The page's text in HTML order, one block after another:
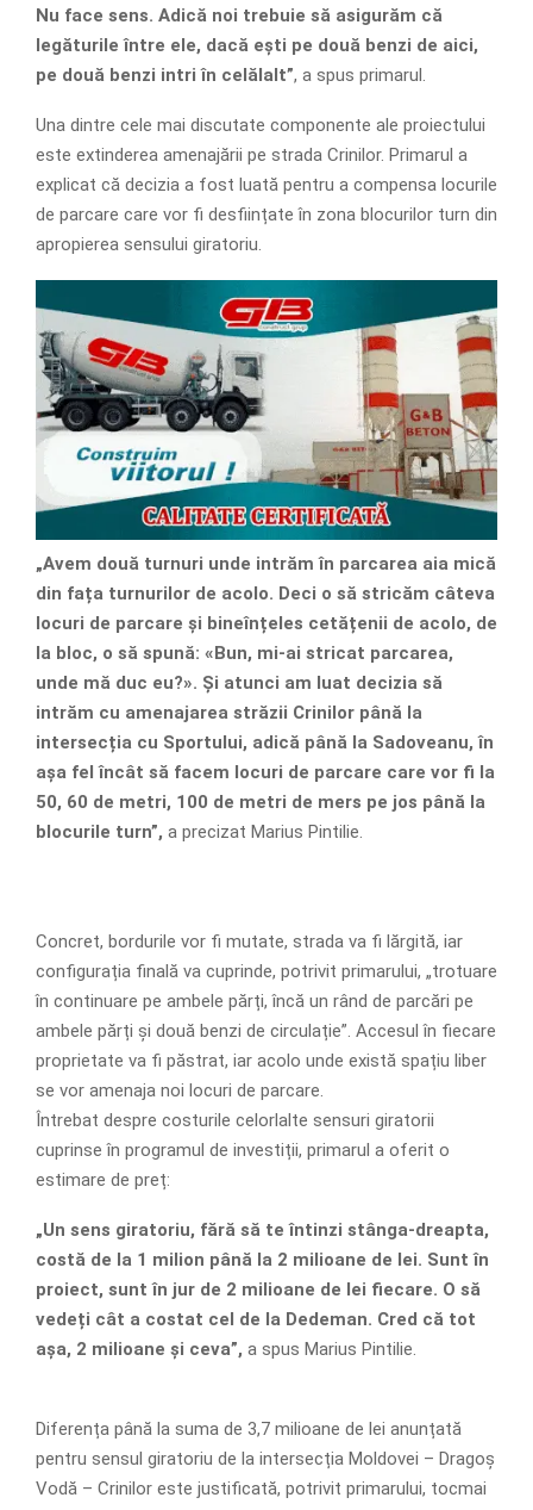
Nu face sens. Adică noi trebuie să asigurăm că
legăturile între ele, dacă ești pe două benzi de aici,
pe două benzi intri în celălalt”, a spus primarul.
Una dintre cele mai discutate componente ale proiectului
este extinderea amenajării pe strada Crinilor. Primarul a
explicat că decizia a fost luată pentru a compensa locurile
de parcare care vor fi desființate în zona blocurilor turn din
apropierea sensului giratoriu.
„Avem două turnuri unde intrăm în parcarea aia mică
din fața turnurilor de acolo. Deci o să stricăm câteva
locuri de parcare și bineînțeles cetățenii de acolo, de
la bloc, o să spună: «Bun, mi-ai stricat parcarea,
unde mă duc eu?». Și atunci am luat decizia să
intrăm cu amenajarea străzii Crinilor până la
intersecția cu Sportului, adică până la Sadoveanu, în
așa fel încât să facem locuri de parcare care vor fi la
50, 60 de metri, 100 de metri de mers pe jos până la
blocurile turn”, a precizat Marius Pintilie.
Concret, bordurile vor fi mutate, strada va fi lărgită, iar
configurația finală va cuprinde, potrivit primarului, „trotuare
în continuare pe ambele părți, încă un rând de parcări pe
ambele părți și două benzi de circulație”. Accesul în fiecare
proprietate va fi păstrat, iar acolo unde există spațiu liber
se vor amenaja noi locuri de parcare.
Întrebat despre costurile celorlalte sensuri giratorii
cuprinse în programul de investiții, primarul a oferit o
estimare de preț:
„Un sens giratoriu, fără să te întinzi stânga-dreapta,
costă de la 1 milion până la 2 milioane de lei. Sunt în
proiect, sunt în jur de 2 milioane de lei fiecare. O să
vedeți cât a costat cel de la Dedeman. Cred că tot
așa, 2 milioane și ceva”, a spus Marius Pintilie.
Diferența până la suma de 3,7 milioane de lei anunțată
pentru sensul giratoriu de la intersecția Moldovei – Dragoș
Vodă – Crinilor este justificată, potrivit primarului, tocmai